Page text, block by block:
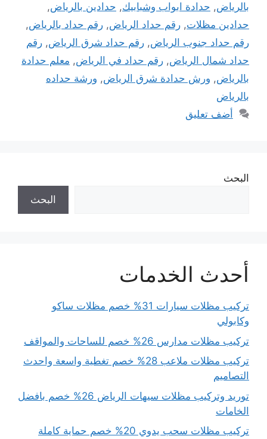
بالرياض, حدادة ابواب وشبابيك, حدادين بالرياض,
حدادين مظلات, رقم حداد الرياض, رقم حداد بالرياض,
رقم حداد جنوب الرياض, رقم حداد شرق الرياض, رقم
حداد شمال الرياض, رقم حداد في الرياض, معلم حدادة
بالرياض, ورش حدادة شرق الرياض, ورشة حداده
بالرياض
أضف تعليق
البحث
البحث
أحدث الخدمات
تركيب مظلات سيارات 31% خصم مظلات ساكو
وكابولي
تركيب مظلات مدارس 26% خصم للساحات والمواقف
تركيب مظلات ملاعب 28% خصم تغطية واسعة واحدث
التصاميم
توريد وتركيب مظلات سيهات الرياض 26% خصم بافضل
الخامات
تركيب مظلات سحب يدوي 20% خصم حماية كاملة